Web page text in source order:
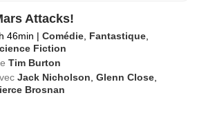
Attacks!
46min | Comédie Fantastique
Fiction
Tim Burton
Jack Nicholson ,Glenn Close
Brosnan